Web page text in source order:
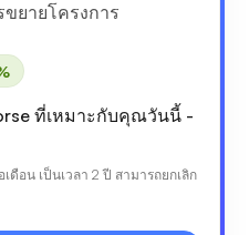
ยายโครงการ
ที่เหมาะกับคุณวันนี้ -
เดือน เป็นเวลา 2 ปี สามารถยกเลิก